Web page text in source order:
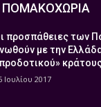
ΠΟΜΑΚΟΧΩΡΙΑ
προσπάθειες των
με την
Ιουλίου 2017